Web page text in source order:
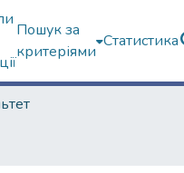
Пошук за
критеріями
Статистика